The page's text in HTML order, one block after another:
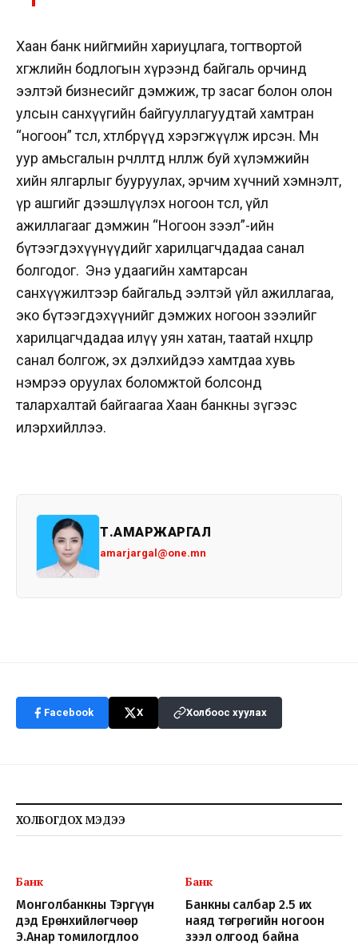
Хаан банк нийгмийн хариуцлага, тогтвортой
хөгжлийн бодлогын хүрээнд байгаль орчинд
ээлтэй бизнесийг дэмжиж, төр засаг болон олон
улсын санхүүгийн байгууллагуудтай хамтран
“ногоон” төсөл, хөтөлбөрүүд хэрэгжүүлж ирсэн. Мөн
уур амьсгалын өөрчлөлтөд нөлөөлж буй хүлэмжийн
хийн ялгарлыг бууруулах, эрчим хүчний хэмнэлт,
үр ашгийг дээшлүүлэх ногоон төсөл, үйл
ажиллагааг дэмжин “Ногоон зээл”-ийн
бүтээгдэхүүнүүдийг харилцагчдадаа санал
болгодог. Энэ удаагийн хамтарсан
санхүүжилтээр байгальд ээлтэй үйл ажиллагаа,
эко бүтээгдэхүүнийг дэмжих ногоон зээлийг
харилцагчдадаа илүү уян хатан, таатай нөхцөлөөр
санал болгож, эх дэлхийдээ хамтдаа хувь
нэмрээ оруулах боломжтой болсонд
талархалтай байгаагаа Хаан банкны зүгээс
илэрхийллээ.
Т.АМАРЖАРГАЛ
amarjargal@one.mn
Facebook X Холбоос хуулах
ХОЛБОГДОХ МЭДЭЭ
Банк
Монголбанкны Тэргүүн
дэд Ерөнхийлөгчөөр
Э.Анар томилогдлоо
Банк
Банкны салбар 2.5 их
наяд төгрөгийн ногоон
зээл олгоод байна